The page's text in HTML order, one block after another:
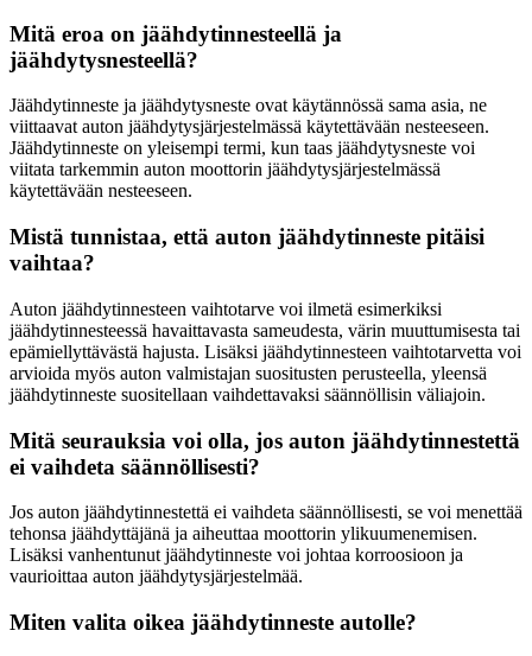
Mitä eroa on jäähdytinnesteellä ja
jäähdytysnesteellä?
Jäähdytinneste ja jäähdytysneste ovat käytännössä sama asia, ne
viittaavat auton jäähdytysjärjestelmässä käytettävään nesteeseen.
Jäähdytinneste on yleisempi termi, kun taas jäähdytysneste voi
viitata tarkemmin auton moottorin jäähdytysjärjestelmässä
käytettävään nesteeseen.
Mistä tunnistaa, että auton jäähdytinneste pitäisi
vaihtaa?
Auton jäähdytinnesteen vaihtotarve voi ilmetä esimerkiksi
jäähdytinnesteessä havaittavasta sameudesta, värin muuttumisesta tai
epämiellyttävästä hajusta. Lisäksi jäähdytinnesteen vaihtotarvetta voi
arvioida myös auton valmistajan suositusten perusteella, yleensä
jäähdytinneste suositellaan vaihdettavaksi säännöllisin väliajoin.
Mitä seurauksia voi olla, jos auton jäähdytinnestettä
ei vaihdeta säännöllisesti?
Jos auton jäähdytinnestettä ei vaihdeta säännöllisesti, se voi menettää
tehonsa jäähdyttäjänä ja aiheuttaa moottorin ylikuumenemisen.
Lisäksi vanhentunut jäähdytinneste voi johtaa korroosioon ja
vaurioittaa auton jäähdytysjärjestelmää.
Miten valita oikea jäähdytinneste autolle?